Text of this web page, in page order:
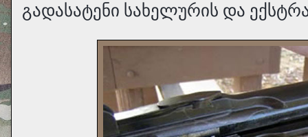
გადასატენი სახელურის და